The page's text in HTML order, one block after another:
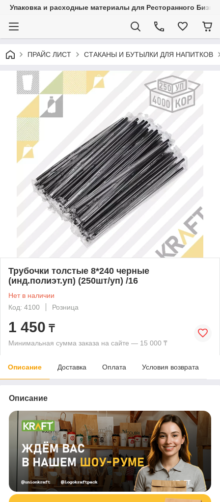
Упаковка и расходные материалы для Ресторанного
ПРАЙС ЛИСТ СТАКАНЫ И БУТЫЛКИ ДЛЯ НАПИТКОВ
Трубочки толстые 8*240 черные
(инд.полиэт.уп) (250шт/уп) /16
Нет в наличии
Код: 4100
Розница
1 450 ₸
Минимальная сумма заказа на сайте — 15 000 ₸
Описание Доставка Оплата Условия возврата
Описание